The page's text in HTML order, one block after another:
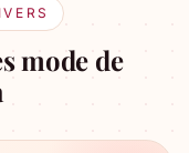
mode de